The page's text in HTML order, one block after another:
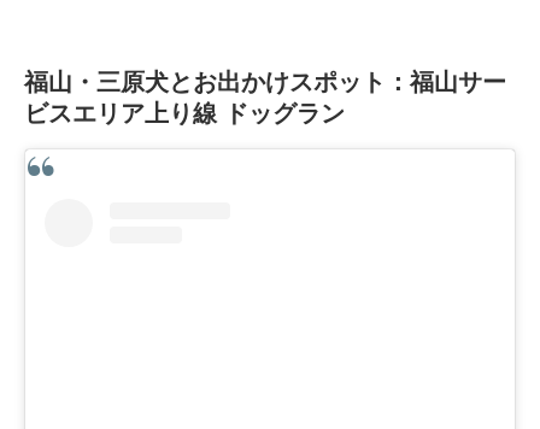
福山・三原犬とお出かけスポット：福山サー
ビスエリア上り線 ドッグラン